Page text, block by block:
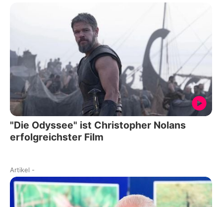
"Die Odyssee" ist Christopher Nolans
erfolgreichster Film
Artikel -